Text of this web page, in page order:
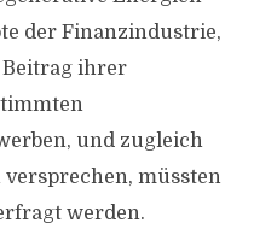
der Finanzindustrie,
ihrer
und zugleich
müssten
werden.